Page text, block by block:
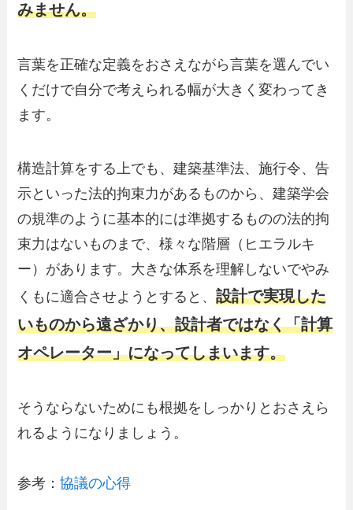
みません。
言葉を正確な定義をおさえながら言葉を選んでい
くだけで自分で考えられる幅が大きく変わってき
ます。
構造計算をする上でも、建築基準法、施行令、告
示といった法的拘束力があるものから、建築学会
の規準のように基本的には準拠するものの法的拘
束力はないものまで、様々な階層（ヒエラルキ
ー）があります。大きな体系を理解しないでやみ
くもに適合させようとすると、設計で実現した
いものから遠ざかり、設計者ではなく「計算
オペレーター」になってしまいます。
そうならないためにも根拠をしっかりとおさえら
れるようになりましょう。
参考：協議の心得